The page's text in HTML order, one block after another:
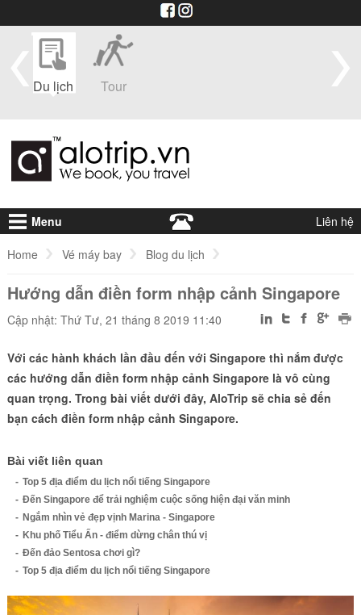
Du lịch Tour
Menu Liên hệ
Home Vé máy bay Blog du lịch
Hướng dẫn điền form nhập cảnh Singapore
Hướng dẫn điền form nhập cảnh Singapore
Cập nhật: Thứ Tư, 21 tháng 8 2019 11:40
Với các hành khách lần đầu đến với Singapore thì nắm được
các hướng dẫn điền form nhập cảnh Singapore là vô cùng
quan trọng. Trong bài viết dưới đây, AloTrip sẽ chia sẻ đến
bạn cách điền form nhập cảnh Singapore.
Bài viết liên quan
Top 5 địa điểm du lịch nổi tiếng Singapore
Đến Singapore để trải nghiệm cuộc sống hiện đại văn minh
Ngắm nhìn vẻ đẹp vịnh Marina - Singapore
Khu phố Tiểu Ấn - điểm dừng chân thú vị
Đến đảo Sentosa chơi gì?
Top 5 địa điểm du lịch nổi tiếng Singapore